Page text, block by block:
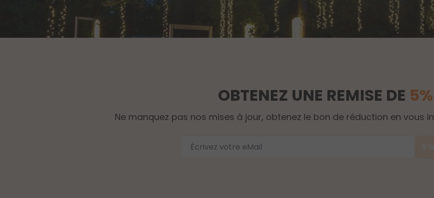
OBTENEZ UNE REMISE DE 5%
Ne manquez pas nos mises à jour, obtenez le bon de réduction en vous